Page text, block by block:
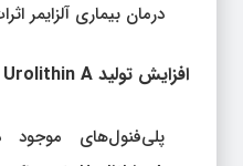
درمان بیماری آلزایمر
افزایش تولید Urolithin A از طریق رژیم غذایی
پلی‌فنول‌های موجود